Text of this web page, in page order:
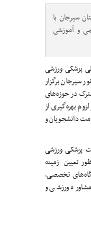
سیرجان با
و آموزشی
پزشکی ورزشی
سیرجان برگزار
در حوزه‌های
بهره‌گیری از
دانشجویان و
پزشکی ورزشی
تعیین زمینه
تخصصی،
ورزشی و